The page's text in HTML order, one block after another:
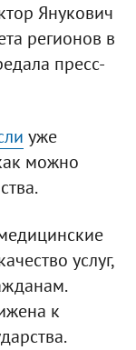
Янукович
регионов в
пресс-
уже
можно
услуг,
к